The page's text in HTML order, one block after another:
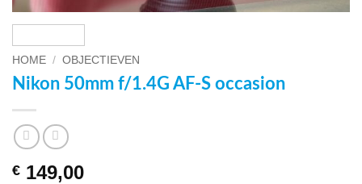
HOME / OBJECTIEVEN
Nikon 50mm f/1.4G AF-S occasion
€ 149,00